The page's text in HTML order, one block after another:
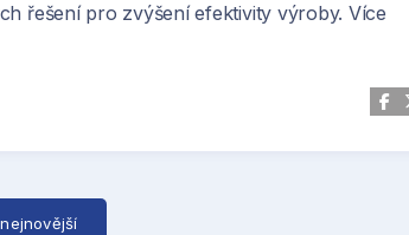
řešení pro zvýšení efektivity výroby. Více